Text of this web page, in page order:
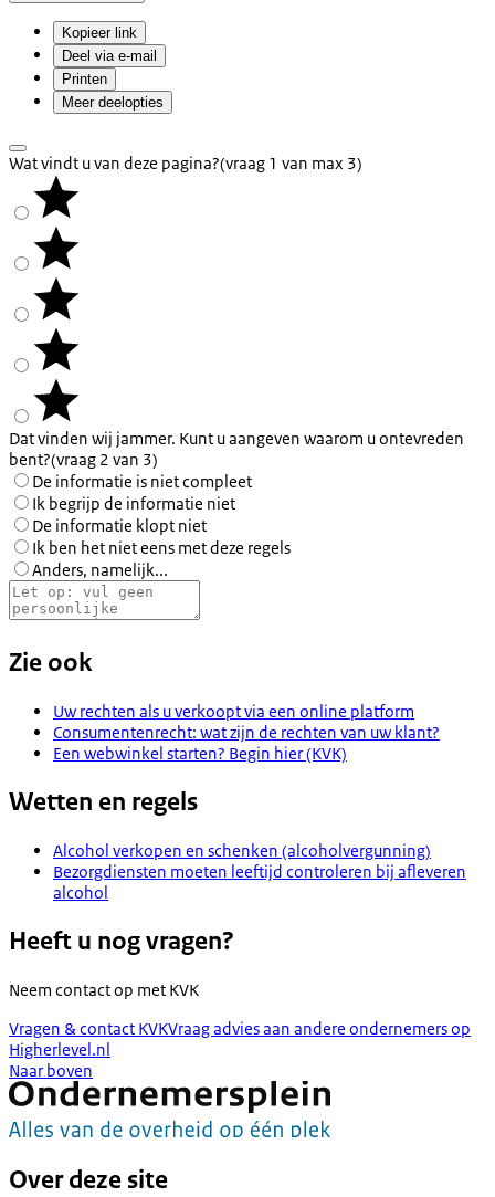
Kopieer link
Deel via e-mail
Printen
Meer deelopties
Wat vindt u van deze pagina?(vraag 1 van max 3)
Dat vinden wij jammer. Kunt u aangeven waarom u ontevreden
bent?(vraag 2 van 3)
De informatie is niet compleet
Ik begrijp de informatie niet
De informatie klopt niet
Ik ben het niet eens met deze regels
Anders, namelijk...
Zie ook
Uw rechten als u verkoopt via een online platform
Consumentenrecht: wat zijn de rechten van uw klant?
Een webwinkel starten? Begin hier (KVK)
Wetten en regels
Alcohol verkopen en schenken (alcoholvergunning)
Bezorgdiensten moeten leeftijd controleren bij afleveren
alcohol
Heeft u nog vragen?
Neem contact op met KVK
Vragen & contact KVKVraag advies aan andere ondernemers op
Higherlevel.nl
Naar boven
Over deze site